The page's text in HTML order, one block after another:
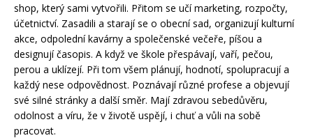
shop, který sami vytvořili. Přitom se učí marketing, rozpočty,
účetnictví. Zasadili a starají se o obecní sad, organizují kulturní
akce, odpolední kavárny a společenské večeře, píšou a
designují časopis. A když ve škole přespávají, vaří, pečou,
perou a uklízejí. Při tom všem plánují, hodnotí, spolupracují a
každý nese odpovědnost. Poznávají různé profese a objevují
své silné stránky a další směr. Mají zdravou sebedůvěru,
odolnost a víru, že v životě uspějí, i chuť a vůli na sobě
pracovat.